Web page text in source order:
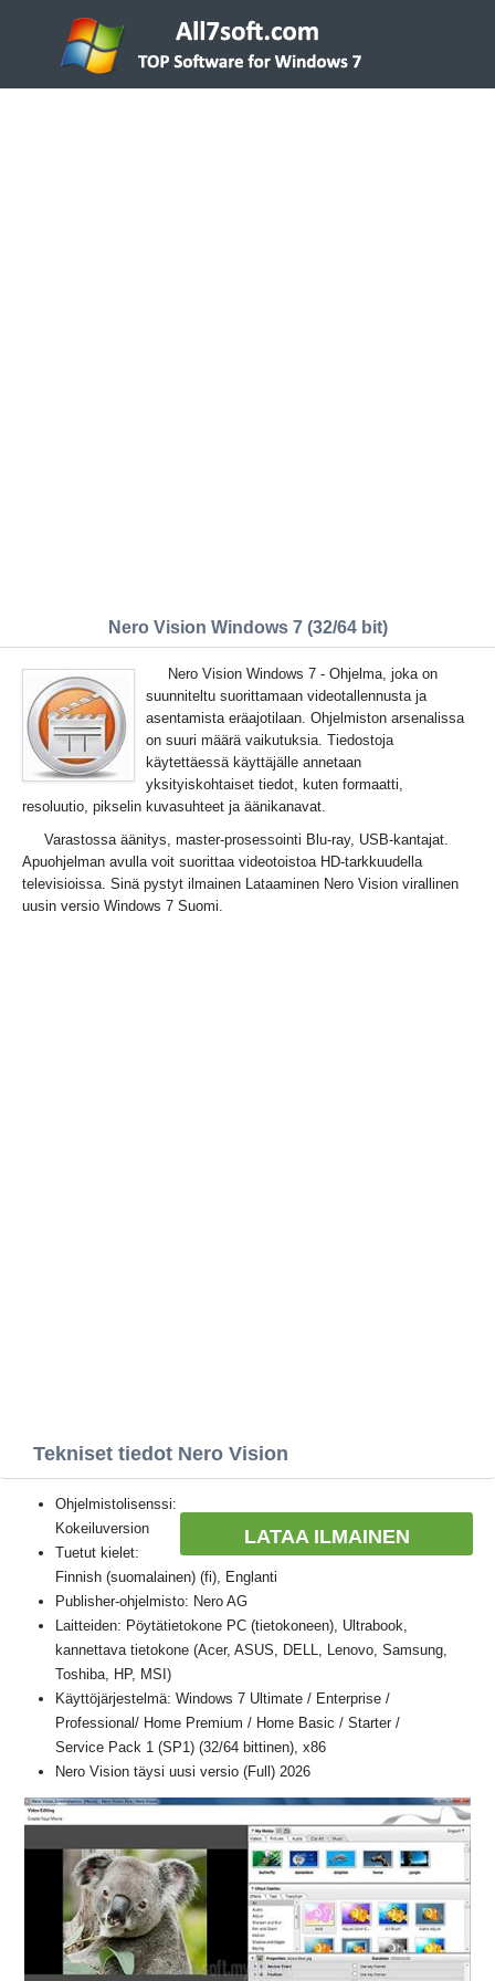
Nero Vision Windows 7 (32/64 bit)
Nero Vision Windows 7 - Ohjelma, joka on
suunniteltu suorittamaan videotallennusta ja
asentamista eräajotilaan. Ohjelmiston arsenalissa
on suuri määrä vaikutuksia. Tiedostoja
käytettäessä käyttäjälle annetaan
yksityiskohtaiset tiedot, kuten formaatti,
resoluutio, pikselin kuvasuhteet ja äänikanavat.
Varastossa äänitys, master-prosessointi Blu-ray, USB-kantajat.
Apuohjelman avulla voit suorittaa videotoistoa HD-tarkkuudella
televisioissa. Sinä pystyt ilmainen Lataaminen Nero Vision virallinen
uusin versio Windows 7 Suomi.
Tekniset tiedot Nero Vision
LATAA ILMAINEN
Ohjelmistolisenssi:
Kokeiluversion
Tuetut kielet:
Finnish (suomalainen) (fi), Englanti
Publisher-ohjelmisto: Nero AG
Laitteiden: Pöytätietokone PC (tietokoneen), Ultrabook,
kannettava tietokone (Acer, ASUS, DELL, Lenovo, Samsung,
Toshiba, HP, MSI)
Käyttöjärjestelmä: Windows 7 Ultimate / Enterprise /
Professional/ Home Premium / Home Basic / Starter /
Service Pack 1 (SP1) (32/64 bittinen), x86
Nero Vision täysi uusi versio (Full) 2026